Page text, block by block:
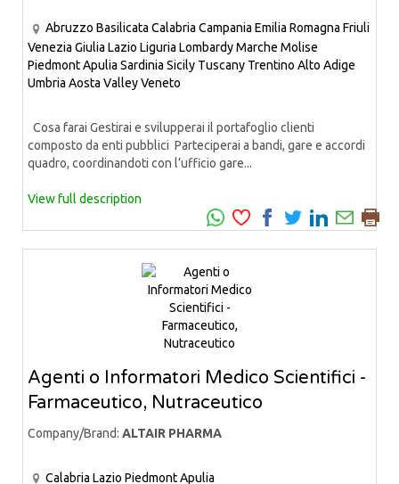
Abruzzo Basilicata Calabria Campania Emilia Romagna Friuli
Venezia Giulia Lazio Liguria LombardyMarche Molise
PiedmontApulia Sardinia Sicily Tuscany Trentino Alto Adige
Umbria Aosta ValleyVeneto
Cosa farai Gestirai e svilupperai il portafoglio clienti
composto da enti pubblici Parteciperai a bandi, gare e accordi
quadro, coordinandoti con l’ufficio gare...
View full description
Agenti o Informatori Medico Scientifici -
Farmaceutico, Nutraceutico
Company/Brand: ALTAIR PHARMA
Calabria Lazio PiedmontApulia